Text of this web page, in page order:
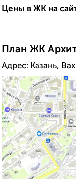
Цены в ЖК на
План ЖК
Адрес: Казань,